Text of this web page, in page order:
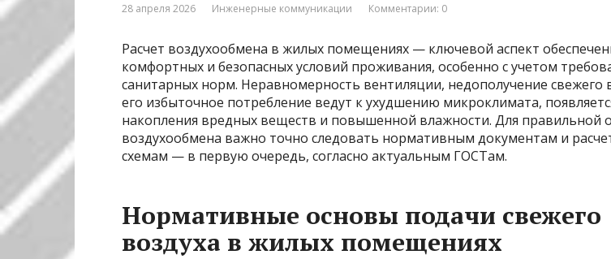
28 апреля 2026 Инженерные коммуникации Комментарии: 0
Расчет воздухообмена в жилых помещениях — ключевой аспект
комфортных и безопасных условий проживания, особенно с учетом
санитарных норм. Неравномерность вентиляции, недополучение свежего
его избыточное потребление ведут к ухудшению микроклимата,
накопления вредных веществ и повышенной влажности. Для правильной
воздухообмена важно точно следовать нормативным документам и
схемам — в первую очередь, согласно актуальным ГОСТам.
Нормативные основы подачи свежего
воздуха в жилых помещениях